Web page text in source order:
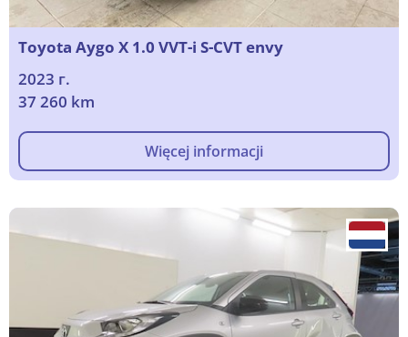
Toyota Aygo X 1.0 VVT-i S-CVT envy
2023 г.
37 260 km
Więcej informacji